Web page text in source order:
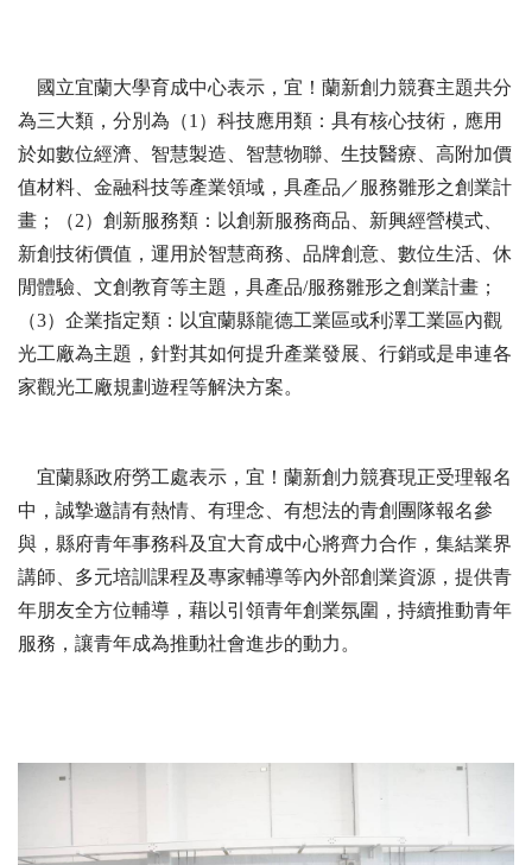
國立宜蘭大學育成中心表示，宜！蘭新創力競賽主題共分
為三大類，分別為（1）科技應用類：具有核心技術，應用
於如數位經濟、智慧製造、智慧物聯、生技醫療、高附加價
值材料、金融科技等產業領域，具產品／服務雛形之創業計
畫；（2）創新服務類：以創新服務商品、新興經營模式、
新創技術價值，運用於智慧商務、品牌創意、數位生活、休
閒體驗、文創教育等主題，具產品/服務雛形之創業計畫；
（3）企業指定類：以宜蘭縣龍德工業區或利澤工業區內觀
光工廠為主題，針對其如何提升產業發展、行銷或是串連各
家觀光工廠規劃遊程等解決方案。
宜蘭縣政府勞工處表示，宜！蘭新創力競賽現正受理報名
中，誠摯邀請有熱情、有理念、有想法的青創團隊報名參
與，縣府青年事務科及宜大育成中心將齊力合作，集結業界
講師、多元培訓課程及專家輔導等內外部創業資源，提供青
年朋友全方位輔導，藉以引領青年創業氛圍，持續推動青年
服務，讓青年成為推動社會進步的動力。